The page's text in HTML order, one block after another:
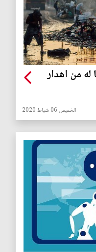
له من اهدار
الخميس 06 شباط 2020